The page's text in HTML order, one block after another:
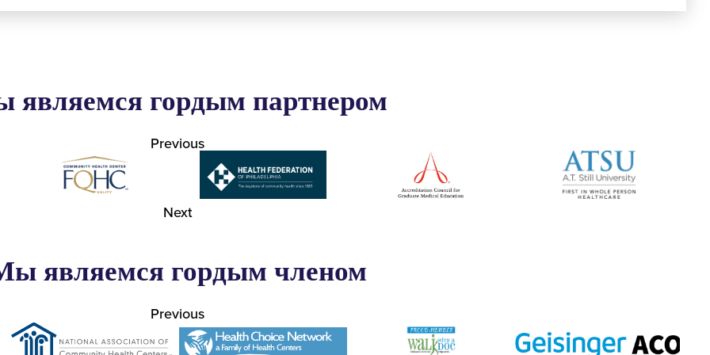
гордым партнером
Previous
Next
являемся гордым членом
Previous